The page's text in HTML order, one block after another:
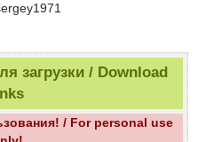
загрузки / Download
/ For personal use